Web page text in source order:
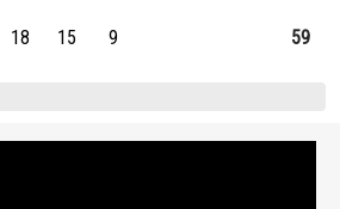
數據統計
數據統計 59
18 15 9